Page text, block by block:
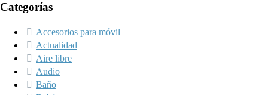
Categorías
Accesorios para móvil
Actualidad
Aire libre
Audio
Baño